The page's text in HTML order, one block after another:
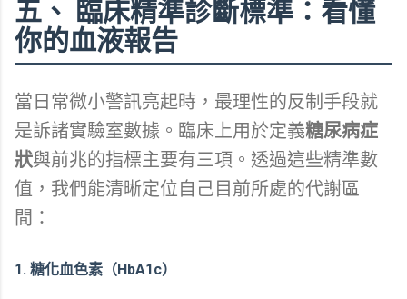
五、 臨床精準診斷標準：看懂
你的血液報告
當日常微小警訊亮起時，最理性的反制手段就
是訴諸實驗室數據。臨床上用於定義糖尿病症
狀與前兆的指標主要有三項。透過這些精準數
值，我們能清晰定位自己目前所處的代謝區
間：
1. 糖化血色素（HbA1c）